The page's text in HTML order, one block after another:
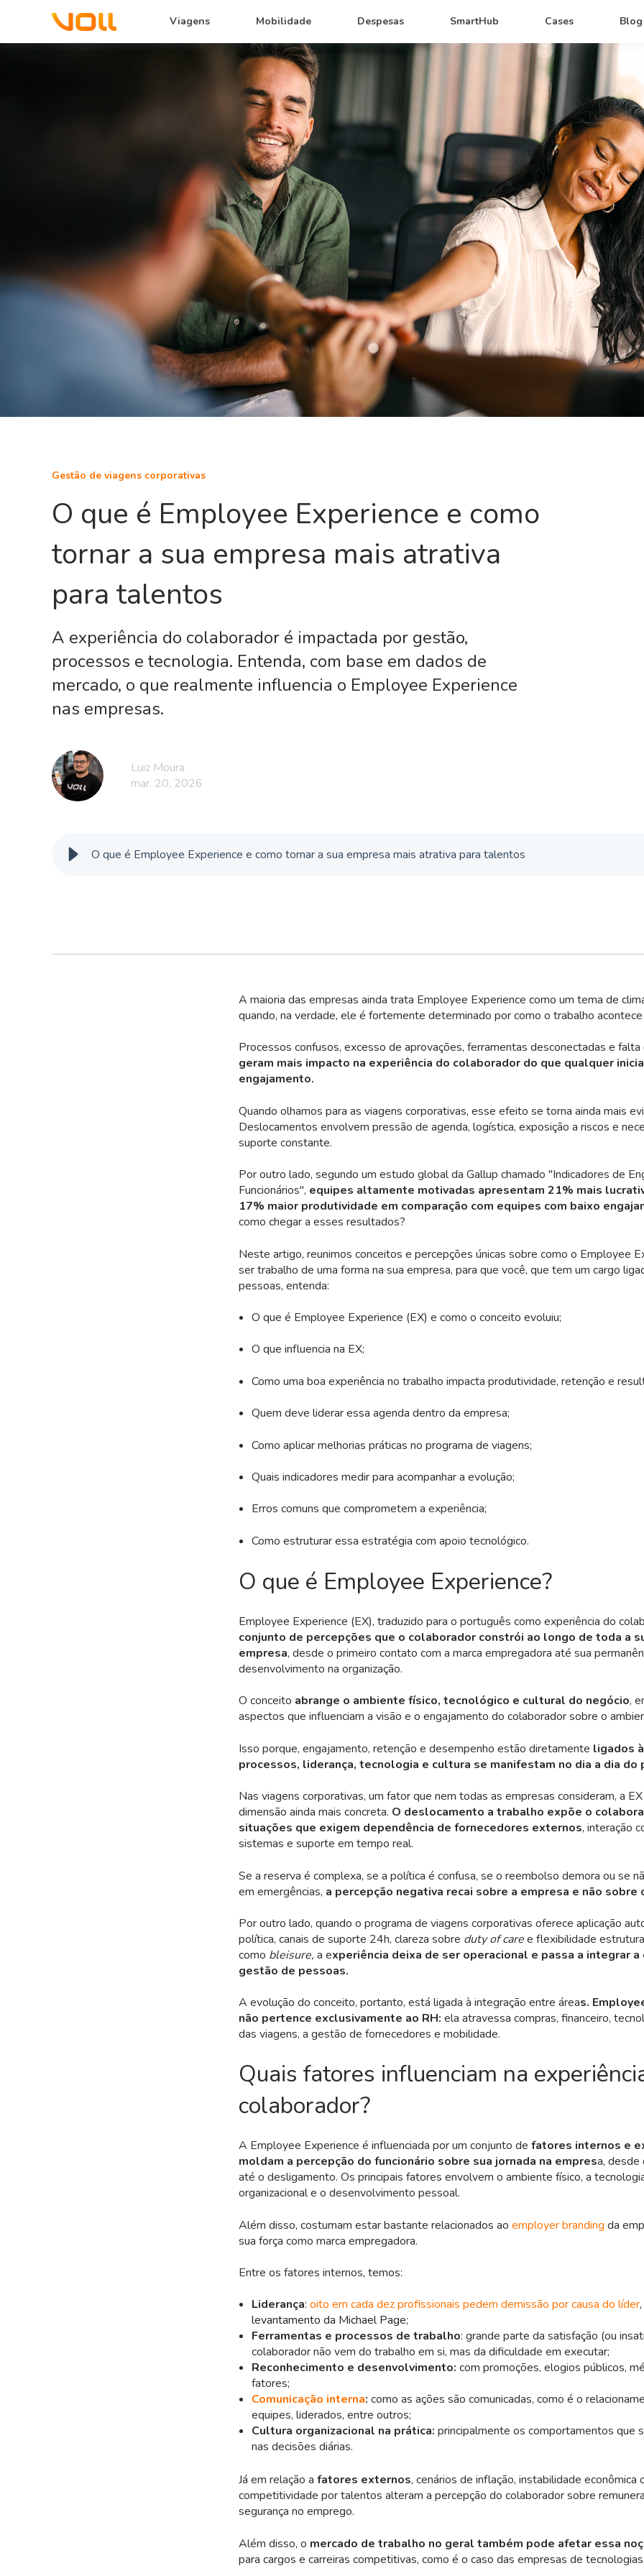
Viagens Mobilidade Despesas SmartHub Cases Blog
Gestão de viagens corporativas
O que é Employee Experience e como
tornar a sua empresa mais atrativa
para talentos
A experiência do colaborador é impactada por gestão,
processos e tecnologia. Entenda, com base em dados de
mercado, o que realmente influencia o Employee Experience
nas empresas.
Luiz Moura
mar. 20, 2026
O que é Employee Experience e como tornar a sua empresa mais atrativa para talentos
A maioria das empresas ainda trata Employee Experience como um tema de
quando, na verdade, ele é fortemente determinado por como o trabalho acontece
Processos confusos, excesso de aprovações, ferramentas desconectadas e falta
geram mais impacto na experiência do colaborador do que qualquer
engajamento.
Quando olhamos para as viagens corporativas, esse efeito se torna ainda mais
Deslocamentos envolvem pressão de agenda, logística, exposição a riscos e
suporte constante.
Por outro lado, segundo um estudo global da Gallup chamado "Indicadores de
Funcionários", equipes altamente motivadas apresentam 21% mais
17% maior produtividade em comparação com equipes com baixo
como chegar a esses resultados?
Neste artigo, reunimos conceitos e percepções únicas sobre como o Employee
ser trabalho de uma forma na sua empresa, para que você, que tem um cargo
pessoas, entenda:
O que é Employee Experience (EX) e como o conceito evoluiu;
O que influencia na EX;
Como uma boa experiência no trabalho impacta produtividade, retenção e
Quem deve liderar essa agenda dentro da empresa;
Como aplicar melhorias práticas no programa de viagens;
Quais indicadores medir para acompanhar a evolução;
Erros comuns que comprometem a experiência;
Como estruturar essa estratégia com apoio tecnológico.
O que é Employee Experience?
Employee Experience (EX), traduzido para o português como experiência do
conjunto de percepções que o colaborador constrói ao longo de toda a
empresa, desde o primeiro contato com a marca empregadora até sua
desenvolvimento na organização.
O conceito abrange o ambiente físico, tecnológico e cultural do negócio,
aspectos que influenciam a visão e o engajamento do colaborador sobre o
Isso porque, engajamento, retenção e desempenho estão diretamente ligados
processos, liderança, tecnologia e cultura se manifestam no dia a dia do
Nas viagens corporativas, um fator que nem todas as empresas consideram, a
dimensão ainda mais concreta. O deslocamento a trabalho expõe o
situações que exigem dependência de fornecedores externos, interação
sistemas e suporte em tempo real.
Se a reserva é complexa, se a política é confusa, se o reembolso demora ou se
em emergências, a percepção negativa recai sobre a empresa e não sobre
Por outro lado, quando o programa de viagens corporativas oferece aplicação
política, canais de suporte 24h, clareza sobre duty of caree flexibilidade
como bleisure, a experiência deixa de ser operacional e passa a integrar
gestão de pessoas.
A evolução do conceito, portanto, está ligada à integração entre áreas.
não pertence exclusivamente ao RH: ela atravessa compras, financeiro,
das viagens, a gestão de fornecedores e mobilidade.
Quais fatores influenciam na
colaborador?
A Employee Experience é influenciada por um conjunto de fatores internos e
moldam a percepção do funcionário sobre sua jornada na empresa, desde
até o desligamento. Os principais fatores envolvem o ambiente físico, a
organizacional e o desenvolvimento pessoal.
Além disso, costumam estar bastante relacionados ao employer branding da
sua força como marca empregadora.
Entre os fatores internos, temos:
Liderança: oito em cada dez profissionais pedem demissão por causa do líder
levantamento da Michael Page;
Ferramentas e processos de trabalho: grande parte da satisfação (ou
colaborador não vem do trabalho em si, mas da dificuldade em executar;
Reconhecimento e desenvolvimento: com promoções, elogios públicos,
fatores;
Comunicação interna: como as ações são comunicadas, como é o
equipes, liderados, entre outros;
Cultura organizacional na prática: principalmente os comportamentos que
nas decisões diárias.
Já em relação a fatores externos, cenários de inflação, instabilidade econômica
competitividade por talentos alteram a percepção do colaborador sobre
segurança no emprego.
Além disso, o mercado de trabalho no geral também pode afetar essa
para cargos e carreiras competitivas, como é o caso das empresas de tecnologias.